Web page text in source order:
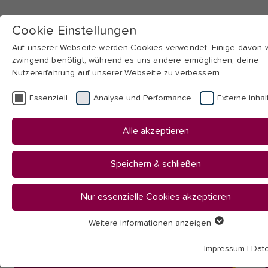
Skip to main navigation Skip to page footer
Cookie Einstellungen
Auf unserer Webseite werden Cookies verwendet. Einige davon
zwingend benötigt, während es uns andere ermöglichen, deine
Nutzererfahrung auf unserer Webseite zu verbessern.
Essenziell Analyse und Performance Externe
Alle akzeptieren
Speichern & schließen
Nur essenzielle Cookies akzeptieren
Essenzielle Cookies werden für grundlegende Funktionen der
Weitere Informationen anzeigen
Impressum